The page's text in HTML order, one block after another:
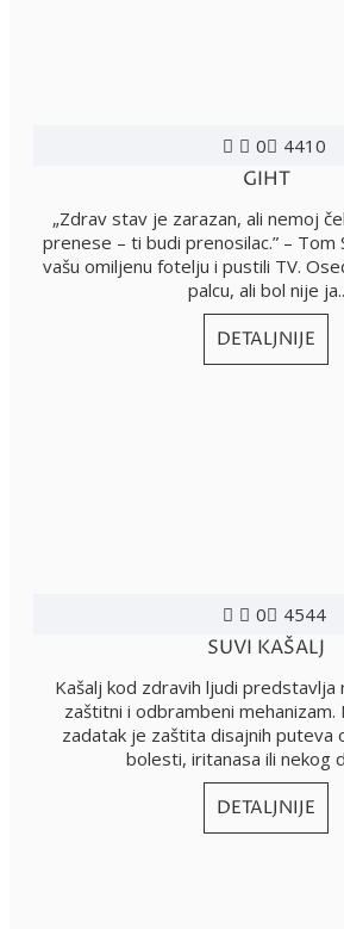
0 4410
GIHT
„Zdrav stav je zarazan, ali nemoj
prenese – ti budi prenosilac.” – Tom
vašu omiljenu fotelju i pustili TV.
palcu, ali bol nije ja..
DETALJNIJE
0 4544
SUVI KAŠALJ
Kašalj kod zdravih ljudi
zaštitni i odbrambeni mehanizam.
zadatak je zaštita disajnih puteva
bolesti, iritanasa ili nekog
DETALJNIJE